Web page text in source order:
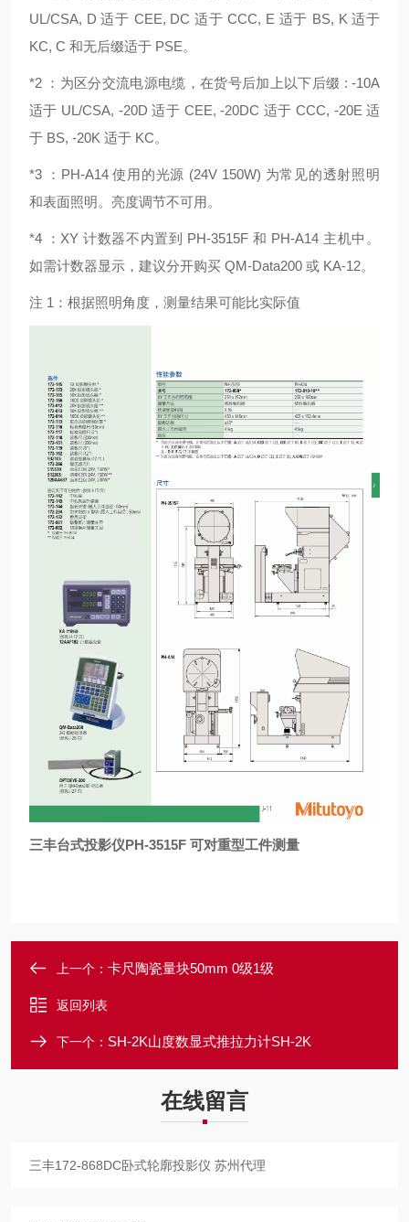
UL/CSA, D 适于 CEE, DC 适于 CCC, E 适于 BS, K 适于
KC, C 和无后缀适于 PSE。
*2 ：为区分交流电源电缆，在货号后加上以下后缀 : -10A
适于 UL/CSA, -20D 适于 CEE, -20DC 适于 CCC, -20E 适
于 BS, -20K 适于 KC。
*3 ：PH-A14 使用的光源 (24V 150W) 为常见的透射照明
和表面照明。亮度调节不可用。
*4 ：XY 计数器不内置到 PH-3515F 和 PH-A14 主机中。
如需计数器显示，建议分开购买 QM-Data200 或 KA-12。
注 1：根据照明角度，测量结果可能比实际值
三丰台式投影仪PH-3515F 可对重型工件测量
上一个： 卡尺陶瓷量块50mm 0级1级
返回列表
下一个： SH-2K山度数显式推拉力计SH-2K
在线留言